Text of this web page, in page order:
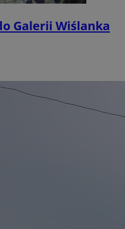
Galerii Wiślanka